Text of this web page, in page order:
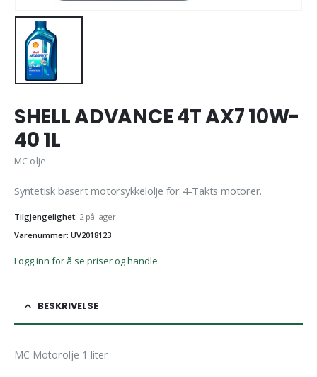
SHELL ADVANCE 4T AX7 10W-
40 1L
MC olje
Syntetisk basert motorsykkelolje for 4-Takts motorer.
Tilgjengelighet: 2 på lager
Varenummer: UV2018123
Logg inn for å se priser og handle
BESKRIVELSE
MC Motorolje 1 liter